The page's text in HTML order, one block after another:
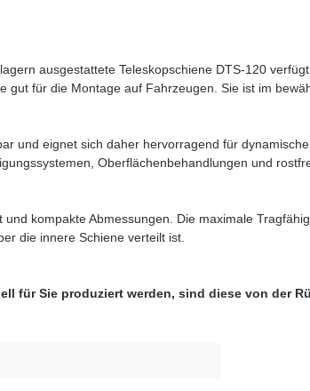
ausgestattete Teleskopschiene DTS-120
gut für die Montage auf Fahrzeugen. Sie ist im
und eignet sich daher hervorragend für
Oberflächenbehandlungen und
kompakte Abmessungen. Die maximale
die innere Schiene verteilt ist.
für Sie produziert werden, sind diese von der